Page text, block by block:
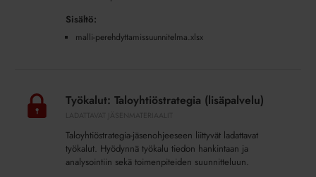
Sisältö:
malli-perehdyttamissuunnitelma.xlsx
Taloyhtiöstrategia
(lisäpalvelu)
Työkalut: Taloyhtiöstrategia (lisäpalvelu)
Taloyhtiöstrategia-jäsenohjeeseen liittyvät ladattavat
työkalut. Hyödynnä työkalu tiedon hankintaan ja
analysointiin sekä toimenpiteiden suunnitteluun.